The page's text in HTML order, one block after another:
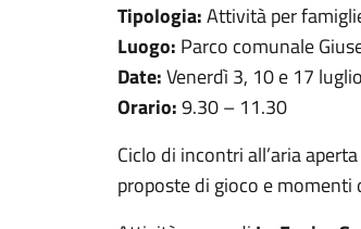
Tipologia:Attività per
Luogo: Parco comunale
Date:Venerdì 3, 10 e 17 luglio
Orario:9.30 – 11.30
Ciclo di incontri all’aria
proposte di gioco e